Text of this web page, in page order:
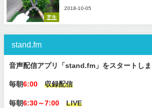
芝生
2018-10-05
stand.fm
音声配信アプリ「stand.fm」をスタートし
毎朝6:00 収録配信
毎朝6:30～7:00 LIVE